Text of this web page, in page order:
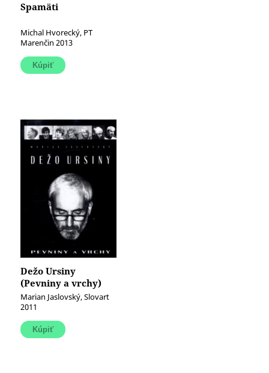
Spamäti
Michal Hvorecký, PT
Marenčin 2013
Dežo Ursiny
(Pevniny a vrchy)
Marian Jaslovský, Slovart
2011